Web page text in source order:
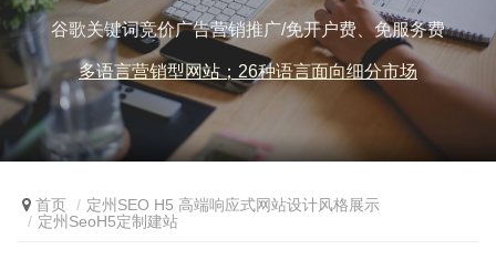
谷歌关键词竞价广告营销推广/免开户费、免服务费
多语言营销型网站；26种语言面向细分市场
首页
定州SEO H5 高端响应式网站设计风格展示
定州SeoH5定制建站